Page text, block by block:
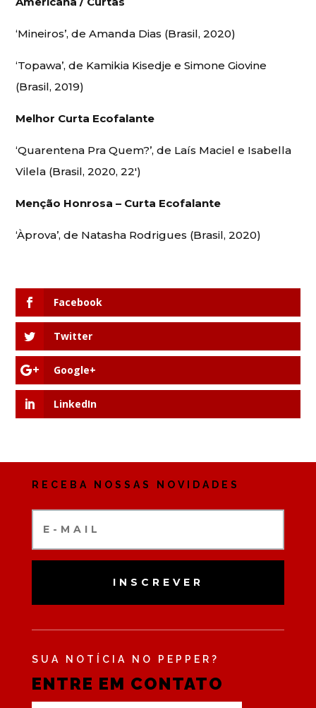
‘Mineiros’, de Amanda Dias (Brasil, 2020)
‘Topawa’, de Kamikia Kisedje e Simone Giovine
(Brasil, 2019)
Melhor Curta Ecofalante
‘Quarentena Pra Quem?’, de Laís Maciel e Isabella
Vilela (Brasil, 2020, 22′)
Menção Honrosa – Curta Ecofalante
‘Àprova’, de Natasha Rodrigues (Brasil, 2020)
Facebook
Twitter
Google+
LinkedIn
RECEBA NOSSAS NOVIDADES
INSCREVER
SUA NOTÍCIA NO PEPPER?
ENTRE EM CONTATO